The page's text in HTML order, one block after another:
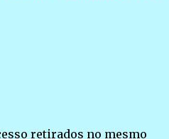
retirados no mesmo